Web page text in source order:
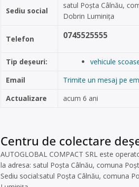
Sediu social
satul Poșta Câlnău,
Dobrin Luminița
Telefon 0745525555
Tip deșeuri:
vehicule
Email
Trimite un mesaj pe
Actualizare
acum 6 ani
Centru de colectare
AUTOGLOBAL COMPACT SRL este
la adresa: satul Poșta Câlnău, comuna
Sediu social:satul Poșta Câlnău, comuna